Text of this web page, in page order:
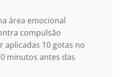
área emocional
compulsão
aplicadas 10 gotas no
minutos antes das